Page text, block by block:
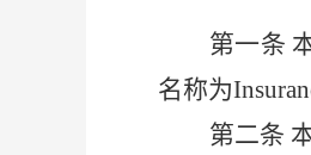
第一条
名称为
第二条